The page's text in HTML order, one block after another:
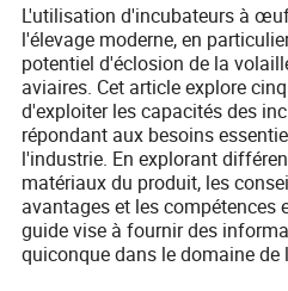
L'utilisation d'incubateurs à
l'élevage moderne, en
potentiel d'éclosion de la
aviaires. Cet article explore
d'exploiter les capacités des
répondant aux besoins
l'industrie. En explorant
matériaux du produit, les
avantages et les compétences
guide vise à fournir des
quiconque dans le domaine de